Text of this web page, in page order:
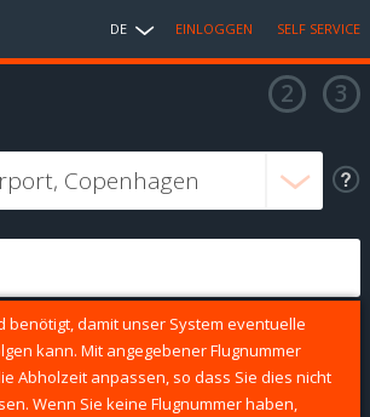
DE EINLOGGEN SELF SERVICE
benötigt, damit unser System eventuelle
kann. Mit angegebener Flugnummer
Abholzeit anpassen, so dass Sie dies nicht
Wenn Sie keine Flugnummer haben,